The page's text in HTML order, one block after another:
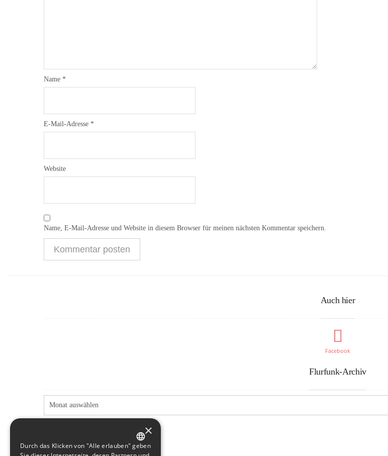
Name *
E-Mail-Adresse *
Website
Name, E-Mail-Adresse und Website in diesem Browser für meinen nächsten Kommentar speichern.
Auch hier
Facebook
Flurfunk-Archiv
GERMAN
×
Durch das Klicken von "Alle erlauben" geben